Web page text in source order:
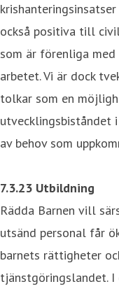
också positiva till
som är förenliga
arbetet. Vi är dock
tolkar som en
utvecklingsbiståndet
av behov som
7.3.23 Utbildning
Rädda Barnen vill
utsänd personal får
barnets rättigheter
tjänstgöringslandet.